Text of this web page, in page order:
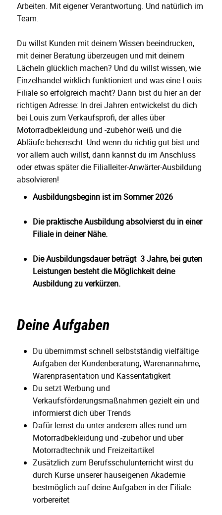
Arbeiten. Mit eigener Verantwortung. Und natürlich im
Team.
Du willst Kunden mit deinem Wissen beeindrucken,
mit deiner Beratung überzeugen und mit deinem
Lächeln glücklich machen? Und du willst wissen, wie
Einzelhandel wirklich funktioniert und was eine Louis
Filiale so erfolgreich macht? Dann bist du hier an der
richtigen Adresse: In drei Jahren entwickelst du dich
bei Louis zum Verkaufsprofi, der alles über
Motorradbekleidung und -zubehör weiß und die
Abläufe beherrscht. Und wenn du richtig gut bist und
vor allem auch willst, dann kannst du im Anschluss
oder etwas später die Filialleiter-Anwärter-Ausbildung
absolvieren!
Ausbildungsbeginn ist im Sommer 2026
Die praktische Ausbildung absolvierst du in einer
Filiale in deiner Nähe.
Die Ausbildungsdauer beträgt 3 Jahre, bei guten
Leistungen besteht die Möglichkeit deine
Ausbildung zu verkürzen.
Deine Aufgaben
Du übernimmst schnell selbstständig vielfältige
Aufgaben der Kundenberatung, Warenannahme,
Warenpräsentation und Kassentätigkeit
Du setzt Werbung und
Verkaufsförderungsmaßnahmen gezielt ein und
informierst dich über Trends
Dafür lernst du unter anderem alles rund um
Motorradbekleidung und -zubehör und über
Motorradtechnik und Freizeitartikel
Zusätzlich zum Berufsschulunterricht wirst du
durch Kurse unserer hauseigenen Akademie
bestmöglich auf deine Aufgaben in der Filiale
vorbereitet